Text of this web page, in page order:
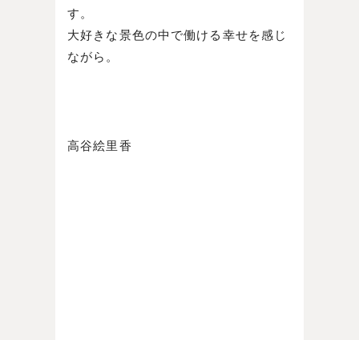
す。
大好きな景色の中で働ける幸せを感じ
ながら。
高谷絵里香